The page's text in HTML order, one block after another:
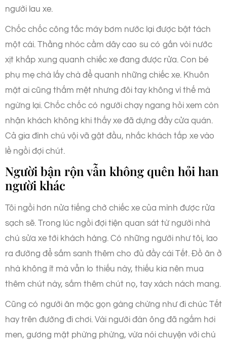
người lau xe.
Chốc chốc công tắc máy bơm nước lại được bật tách
một cái. Thằng nhóc cầm dây cao su có gắn vòi nước
xịt khắp xung quanh chiếc xe đang được rửa. Con bé
phụ mẹ chà lấy chà để quanh những chiếc xe. Khuôn
mặt ai cũng thấm mệt nhưng đôi tay không vì thế mà
ngừng lại. Chốc chốc có người chạy ngang hỏi xem còn
nhận khách không khi thấy xe đã dựng đầy cửa quán.
Cả gia đình chú vội vã gật đầu, nhắc khách tấp xe vào
lề ngồi đợi chút.
Người bận rộn vẫn không quên hỏi han
người khác
Tôi ngồi hơn nửa tiếng chờ chiếc xe của mình được rửa
sạch sẽ. Trong lúc ngồi đợi tiện quan sát từ người nhà
chú sửa xe tới khách hàng. Có những người như tôi, lao
ra đường để sắm sanh thêm cho đủ đầy cái Tết. Đồ ăn ở
nhà không ít mà vẫn lo thiếu này, thiếu kia nên mua
thêm chút này, sắm thêm chút nọ, tay xách nách mang.
Cũng có người ăn mặc gọn gàng chừng như đi chúc Tết
hay trên đường đi chơi. Vài người đàn ông đã ngấm hơi
men, gương mặt phừng phừng, vừa nói chuyện với chú